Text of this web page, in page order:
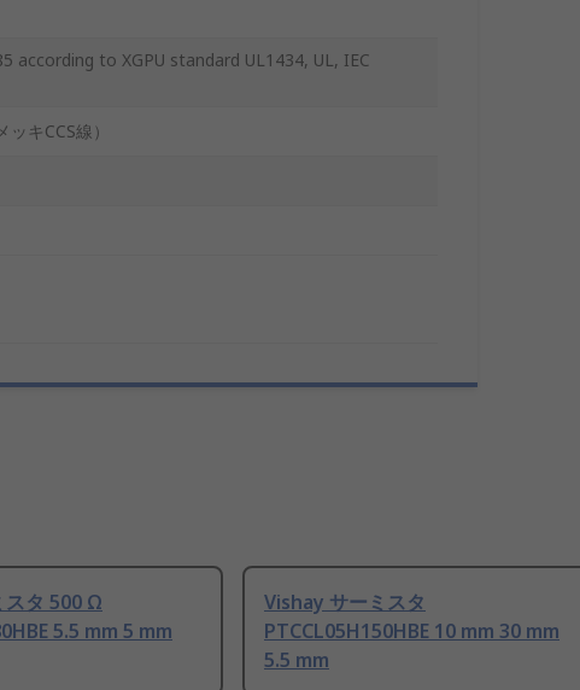
according to XGPU standard UL1434, UL, IEC
キCCS線）
スタ 500 Ω
5.5 mm 5 mm
Vishay サーミスタ
PTCCL05H150HBE 10 mm 30 mm
5.5 mm